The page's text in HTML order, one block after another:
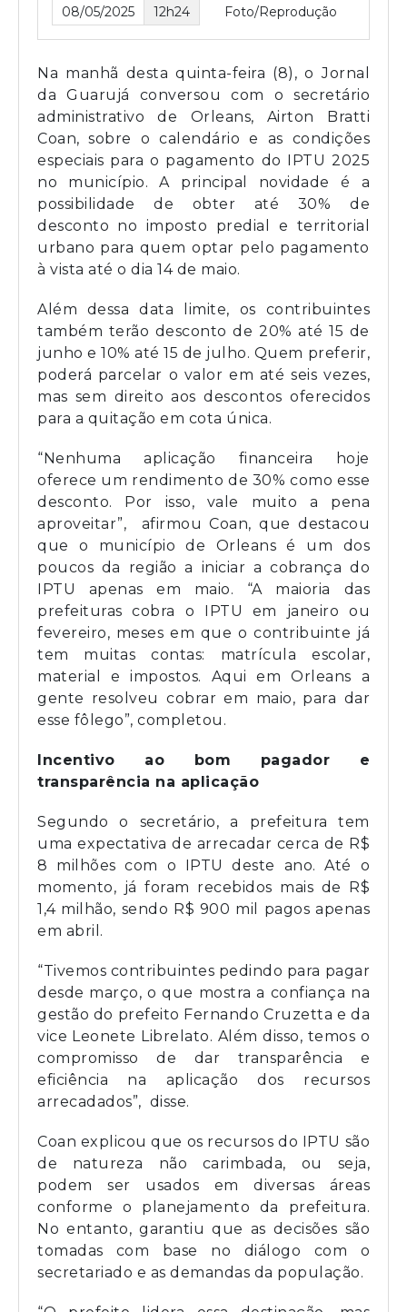
08/05/2025 12h24 Foto/Reprodução
Na manhã desta quinta-feira (8), o Jornal
da Guarujá conversou com o secretário
administrativo de Orleans, Airton Bratti
Coan, sobre o calendário e as condições
especiais para o pagamento do IPTU 2025
no município. A principal novidade é a
possibilidade de obter até 30% de
desconto no imposto predial e territorial
urbano para quem optar pelo pagamento
à vista até o dia 14 de maio.
Além dessa data limite, os contribuintes
também terão desconto de 20% até 15 de
junho e 10% até 15 de julho. Quem preferir,
poderá parcelar o valor em até seis vezes,
mas sem direito aos descontos oferecidos
para a quitação em cota única.
“Nenhuma aplicação financeira hoje
oferece um rendimento de 30% como esse
desconto. Por isso, vale muito a pena
aproveitar”, afirmou Coan, que destacou
que o município de Orleans é um dos
poucos da região a iniciar a cobrança do
IPTU apenas em maio. “A maioria das
prefeituras cobra o IPTU em janeiro ou
fevereiro, meses em que o contribuinte já
tem muitas contas: matrícula escolar,
material e impostos. Aqui em Orleans a
gente resolveu cobrar em maio, para dar
esse fôlego”, completou.
Incentivo ao bom pagador e
transparência na aplicação
Segundo o secretário, a prefeitura tem
uma expectativa de arrecadar cerca de R$
8 milhões com o IPTU deste ano. Até o
momento, já foram recebidos mais de R$
1,4 milhão, sendo R$ 900 mil pagos apenas
em abril.
“Tivemos contribuintes pedindo para pagar
desde março, o que mostra a confiança na
gestão do prefeito Fernando Cruzetta e da
vice Leonete Librelato. Além disso, temos o
compromisso de dar transparência e
eficiência na aplicação dos recursos
arrecadados”, disse.
Coan explicou que os recursos do IPTU são
de natureza não carimbada, ou seja,
podem ser usados em diversas áreas
conforme o planejamento da prefeitura.
No entanto, garantiu que as decisões são
tomadas com base no diálogo com o
secretariado e as demandas da população.